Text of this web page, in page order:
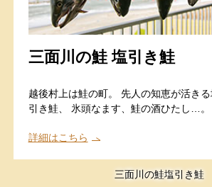
三面川の鮭 塩引き鮭
越後村上は鮭の町。 先人の知恵が活き
引き鮭、 氷頭なます、鮭の酒ひたし…。
詳細はこちら
三面川の鮭塩引き鮭